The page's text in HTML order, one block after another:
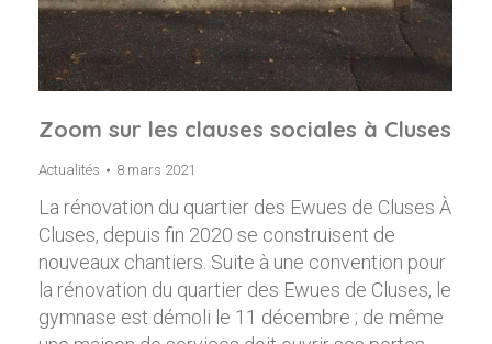
Zoom sur les clauses sociales à Cluses
Actualités 8 mars 2021
La rénovation du quartier des Ewues de Cluses À
Cluses, depuis fin 2020 se construisent de
nouveaux chantiers. Suite à une convention pour
la rénovation du quartier des Ewues de Cluses, le
gymnase est démoli le 11 décembre ; de même